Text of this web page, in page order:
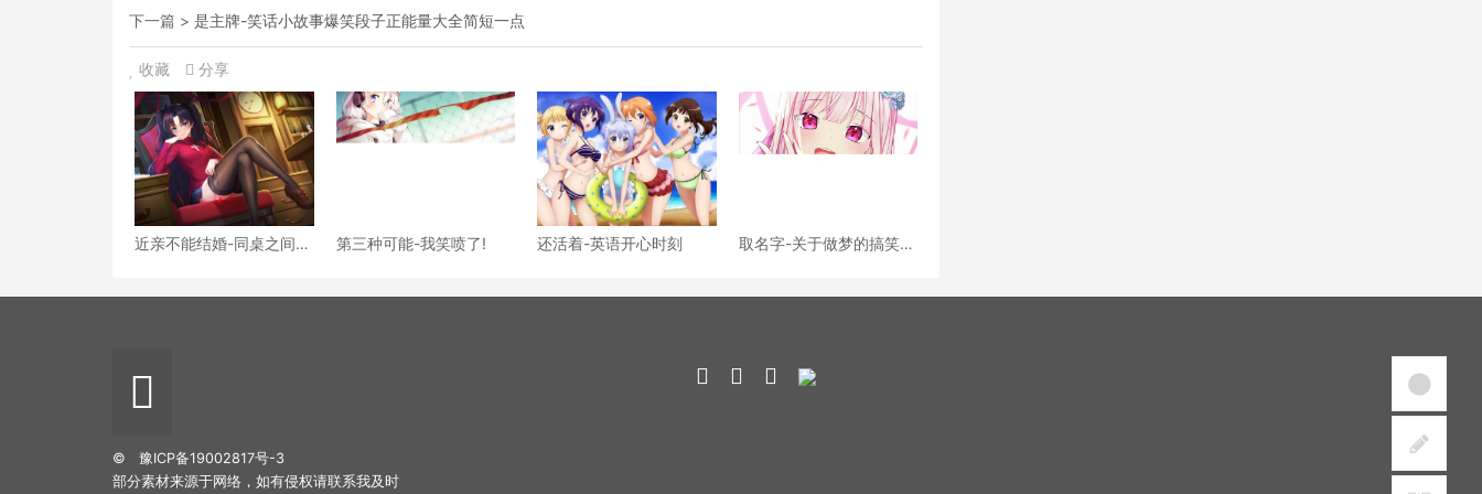
下一篇 > 是主牌-笑话小故事爆笑段子正能量大全简短一点
收藏 分享
近亲不能结婚-同桌之间的
第三种可能-我笑喷了! 还活着-英语开心时刻
取名字-关于做梦的搞笑话
© 豫ICP备19002817号-3
部分素材来源于网络，如有侵权请联系我及时